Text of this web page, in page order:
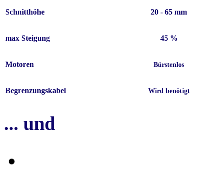
Schnitthöhe 20 - 65 mm
max Steigung 45 %
Motoren Bürstenlos
Begrenzungskabel Wird benötigt
... und